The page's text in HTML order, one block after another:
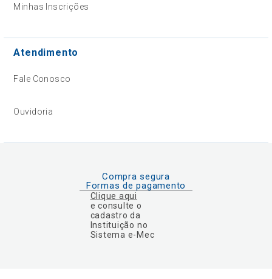
Minhas Inscrições
Atendimento
Fale Conosco
Ouvidoria
Compra segura
Formas de pagamento
Clique aqui
e consulte o
cadastro da
Instituição no
Sistema e-Mec